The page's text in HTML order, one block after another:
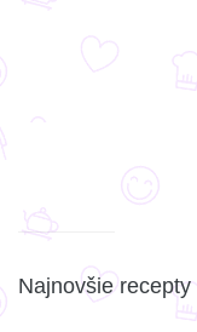
Najnovšie recepty